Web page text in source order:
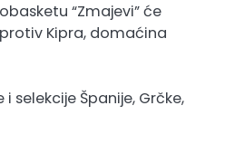
“Zmajevi” će
Kipra, domaćina
selekcije Španije, Grčke,